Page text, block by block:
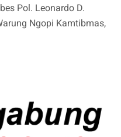
Pol. Leonardo D.
Ngopi Kamtibmas,